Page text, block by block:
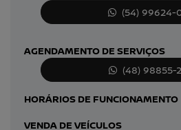
(54) 99624-
AGENDAMENTO DE SERVIÇOS
(48) 98855-
HORÁRIOS DE FUNCIONAMENTO
VENDA DE VEÍCULOS